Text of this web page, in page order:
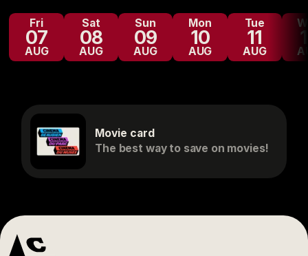
Fri
07
AUG
Sat
08
AUG
Sun
09
AUG
Mon
10
AUG
Tue
11
AUG
Movie card
The best way to save on movies!